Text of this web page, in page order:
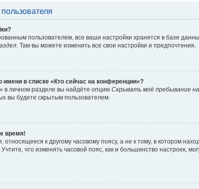
пользователем, все ваши настройки хранятся в базе
. Там вы можете изменить все свои настройки и предпочтения.
имени в списке «Кто сейчас на конференции»?
в личном разделе вы найдёте опцию Скрывать моё пребывание
вы будете скрытым пользователем.
время!
к другому часовому поясу, а не к тому, в котором
что изменять часовой пояс, как и большинство настроек,